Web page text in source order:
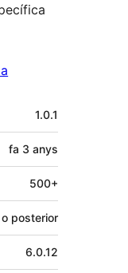
1.0.1
fa 3 anys
500+
posterior
6.0.12